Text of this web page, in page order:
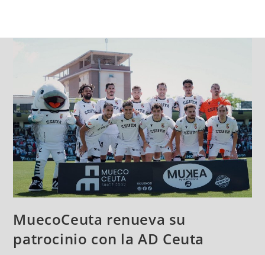
MuecoCeuta renueva su
patrocinio con la AD Ceuta